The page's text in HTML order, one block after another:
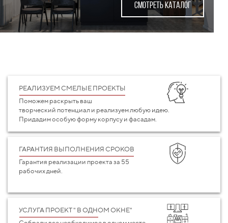
СМОТРЕТЬ КАТАЛОГ
РЕАЛИЗУЕМ СМЕЛЫЕ ПРОЕКТЫ
Поможем раскрыть ваш
творческий потенциал и реализуем любую идею.
Придадим особую форму корпусу и фасадам.
ГАРАНТИЯ ВЫПОЛНЕНИЯ СРОКОВ
Гарантия реализации проекта за 55
рабочих дней.
УСЛУГА ПРОЕКТ " В ОДНОМ ОКНЕ"